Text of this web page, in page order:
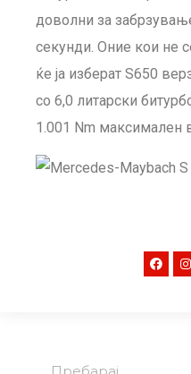
доволни за
секунди. Оние кои не
ќе ја изберат S650
со 6,0 литарски
1.001 Nm максимален